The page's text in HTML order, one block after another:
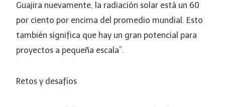
Guajira nuevamente, la radiación solar está un 60
por ciento por encima del promedio mundial. Esto
también significa que hay un gran potencial para
proyectos a pequeña escala”.
Retos y desafíos